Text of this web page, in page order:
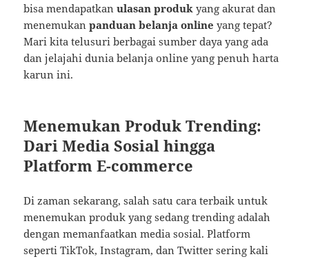
bisa mendapatkanulasan produk yang akurat dan
menemukanpanduan belanja online yang tepat?
Mari kita telusuri berbagai sumber daya yang ada
dan jelajahi dunia belanja online yang penuh harta
karun ini.
Menemukan Produk Trending:
Dari Media Sosial hingga
Platform E-commerce
Di zaman sekarang, salah satu cara terbaik untuk
menemukan produk yang sedang trending adalah
dengan memanfaatkan media sosial. Platform
seperti TikTok, Instagram, dan Twitter sering kali